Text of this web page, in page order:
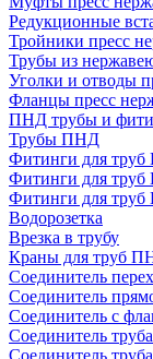
Редукционные
Тройники пресс
Трубы из
Уголки и отводы
Фланцы пресс
ПНД трубы и
Трубы ПНД
Фитинги для
Фитинги для
Фитинги для
Водорозетка
Врезка в трубу
Краны для труб
Соединитель
Соединитель
Соединитель с
Соединитель
Соединитель